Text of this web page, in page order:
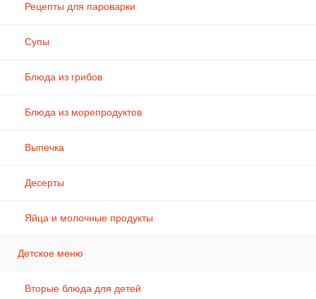
Рецепты для пароварки
Супы
Блюда из грибов
Блюда из морепродуктов
Выпечка
Десерты
Яйца и молочные продукты
Детское меню
Вторые блюда для детей